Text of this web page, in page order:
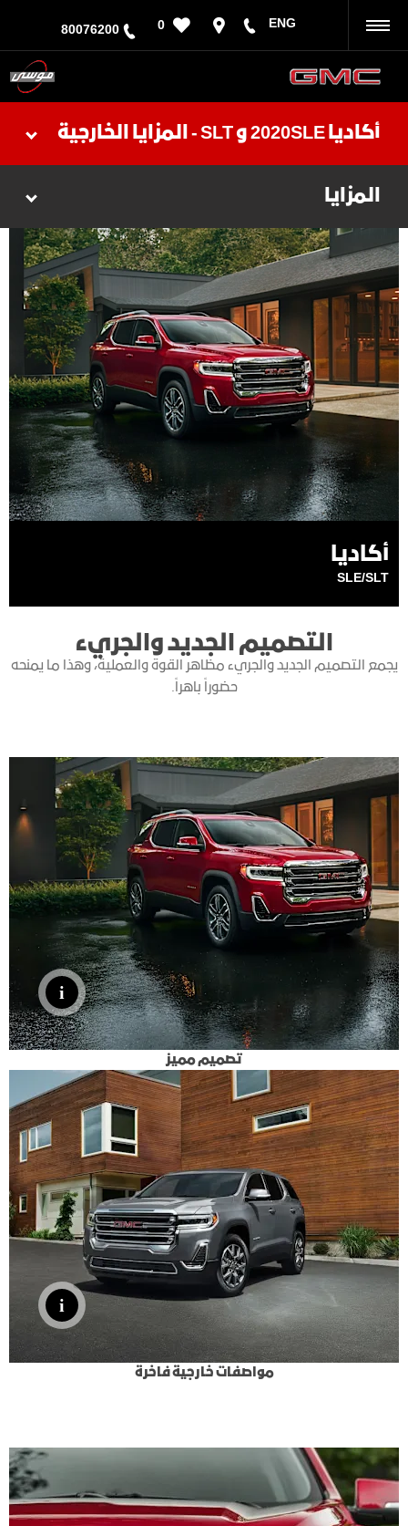
ENG
0
80076200
أكاديا 2020SLE و SLT - المزايا الخارجية
المزايا
أكاديا
SLE/SLT
التصميم الجديد والجريء
يجمع التصميم الجديد والجريء مظاهر القوة والعملية، وهذا ما يمنحه
حضوراً باهراً.
تصميم مميز
مواصفات خارجية فاخرة